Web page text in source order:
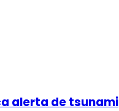
alerta de tsunami